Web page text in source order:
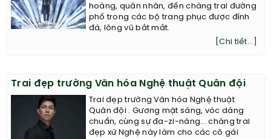
hoàng, quân nhân, đến chàng trai đường
phố trong các bộ trang phục được đính
đá, lông vũ bắt mắt.
[Chi tiết...]
Trai đẹp trường Văn hóa Nghệ thuật Quân đội
Trai đẹp trường Văn hóa Nghệ thuật
Quân đội . Gương mặt sáng, vóc dáng
chuẩn, cùng sự đa-zi-năng... chàng trai
đẹp xứ Nghệ này làm cho các cô gái